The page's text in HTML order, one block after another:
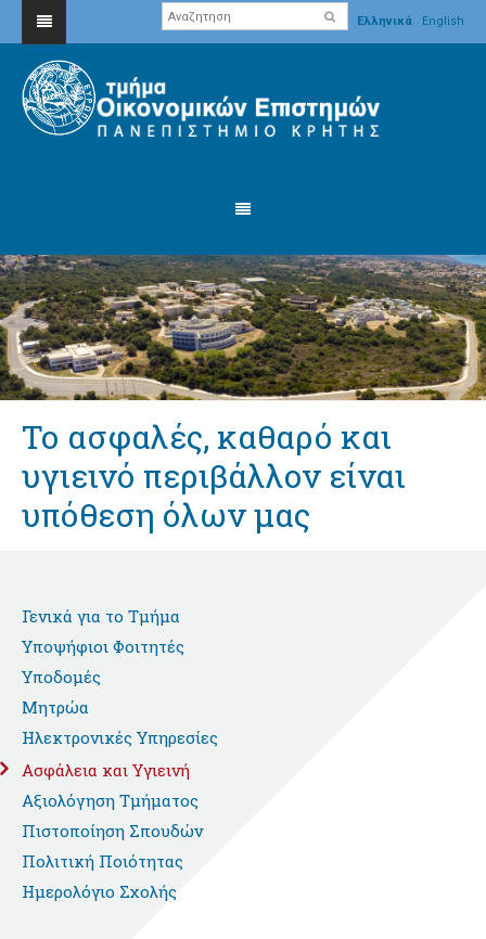
Ελληνικά English
Το ασφαλές, καθαρό και
υγιεινό περιβάλλον είναι
υπόθεση όλων μας
Γενικά για το Τμήμα
Υποψήφιοι Φοιτητές
Υποδομές
Μητρώα
Ηλεκτρονικές Υπηρεσίες
Ασφάλεια και Υγιεινή
Αξιολόγηση Τμήματος
Πιστοποίηση Σπουδών
Πολιτική Ποιότητας
Ημερολόγιο Σχολής